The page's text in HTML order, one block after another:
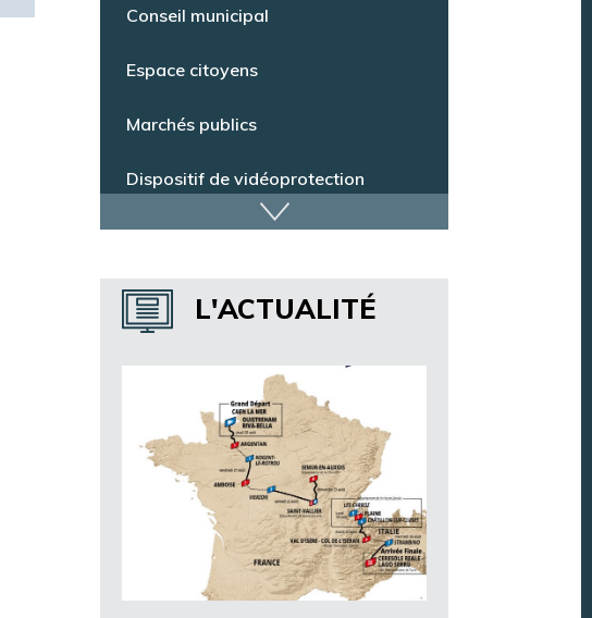
Espace citoyens
Dispositif de vidéoprotection
Annuaire des services
Annuaire des associations
Argentan Aujourd’hui
L'ACTUALITÉ